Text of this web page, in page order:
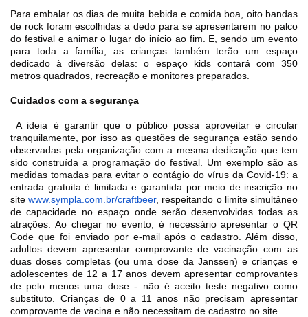
Para embalar os dias de muita bebida e comida boa, oito bandas
de rock foram escolhidas a dedo para se apresentarem no palco
do festival e animar o lugar do início ao fim. E, sendo um evento
para toda a família, as crianças também terão um espaço
dedicado à diversão delas: o espaço kids contará com 350
metros quadrados, recreação e monitores preparados.
Cuidados com a segurança
A ideia é garantir que o público possa aproveitar e circular
tranquilamente, por isso as questões de segurança estão sendo
observadas pela organização com a mesma dedicação que tem
sido construída a programação do festival.
Um exemplo são as
medidas tomadas para evitar o contágio do vírus da Covid-19: a
entrada gratuita é limitada e garantida por meio de inscrição no
sitewww.sympla.com.br/craftbeer, respeitando o limite simultâneo
de capacidade no espaço onde serão desenvolvidas todas as
atrações. Ao chegar no evento, é necessário apresentar o QR
Code que foi enviado por e-mail após o cadastro. Além disso,
adultos devem apresentar comprovante de vacinação com as
duas doses completas (ou uma dose da Janssen) e crianças e
adolescentes de 12 a 17 anos devem apresentar comprovantes
de pelo menos uma dose - não é aceito teste negativo como
substituto. Crianças de 0 a 11 anos não precisam apresentar
comprovante de vacina e não necessitam de cadastro no site.